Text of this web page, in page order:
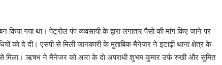
गया था। पेट्रोल पंप व्यवसायी के द्वारा लगातार पैसाे की मांग किए जाने पर
काे दे दी। एसपी से मिली जानकारी के मुताबिक मैनेजर ने इटाढ़ी थाना क्षेत्र के
मिला। ऋषभ ने मैनेजर काे आरा के दाे अपराधी शुभम कुमार उर्फ रुखी और सुमित